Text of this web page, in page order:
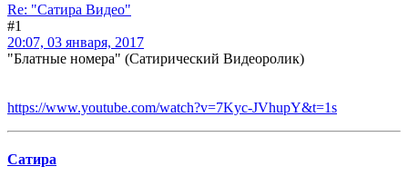
Re: "Сатира Видео"
#1
20:07, 03 января, 2017
"Блатные номера" (Сатирический Видеоролик)
https://www.youtube.com/watch?v=7Kyc-JVhupY&t=1s
Сатира